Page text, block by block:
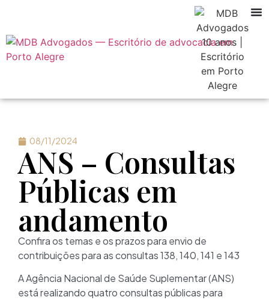
08/11/2024
ANS – Consultas
Públicas em
andamento
Confira os temas e os prazos para envio de
contribuições para as consultas 138, 140, 141 e 143
A Agência Nacional de Saúde Suplementar (ANS)
está realizando quatro consultas públicas para